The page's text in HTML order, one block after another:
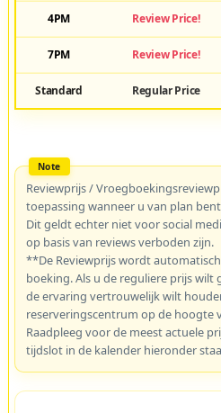
4PM Review Price!
7PM Review Price!
Standard Regular Price
Reviewprijs /
toepassing wanneer u van plan
Dit geldt echter niet voor social
op basis van reviews verboden zijn.
**De Reviewprijs wordt
boeking. Als u de reguliere prijs wilt
de ervaring vertrouwelijk wilt
reserveringscentrum op de hoogte
Raadpleeg voor de meest actuele
tijdslot in de kalender hieronder